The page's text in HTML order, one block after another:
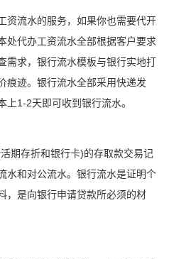
资流水的服务，如果你也需要代开
处代办工资流水全部根据客户要求
需求，银行流水模板与银行实地打
痕迹。银行流水全部采用快递发
上1-2天即可收到银行流水。
期存折和银行卡)的存取款交易记
水和对公流水。银行流水是证明个
，是向银行申请贷款所必须的材